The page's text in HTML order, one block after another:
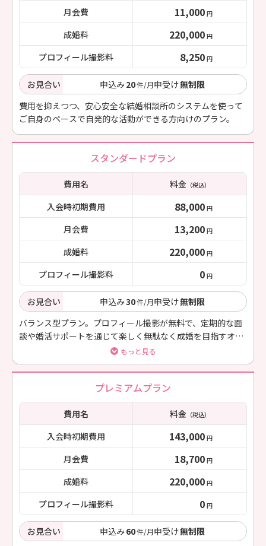
月会費 11,000 円
成婚料 220,000 円
プロフィール撮影料 8,250 円
お見合い 申込み20件/月申受け無制限
費用を抑えつつ、安心安全な結婚相談所のシステムを使って
ご自身のペースで自発的な活動ができる方向けのプラン。
スタンダードプラン
費用名 料金（税込）
入会時初期費用 88,000 円
月会費 13,200 円
成婚料 220,000 円
プロフィール撮影料 0 円
お見合い 申込み30件/月申受け無制限
バランス型プラン。プロフィール撮影が無料で、定期的な面
談や婚活サポートを通じて楽しく無駄なく成婚を目指すオス
もっと見る
プレミアムプラン
費用名 料金（税込）
入会時初期費用 143,000 円
月会費 18,700 円
成婚料 220,000 円
プロフィール撮影料 0 円
お見合い 申込み60件/月申受け無制限